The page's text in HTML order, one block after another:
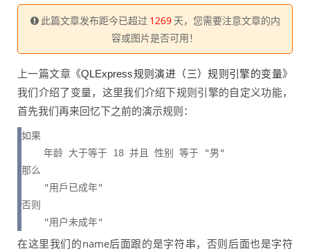
此篇文章发布距今已超过 1269 天，您需要注意文章的内
容或图片是否可用！
上一篇文章《QLExpress规则演进（三）规则引擎的变量》
我们介绍了变量，这里我们介绍下规则引擎的自定义功能，
首先我们再来回忆下之前的演示规则：
如果
年龄 大于等于 18 并且 性别 等于 "男"
那么
"用戶已成年"
否则
"用户未成年"
在这里我们的name后面跟的是字符串，否则后面也是字符